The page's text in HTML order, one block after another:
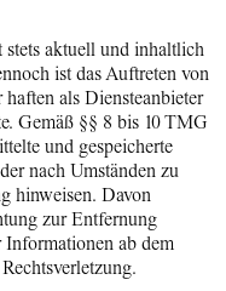
stets aktuell und inhaltlich
ist das Auftreten von
als Diensteanbieter
Gemäß §§ 8 bis 10 TMG
und gespeicherte
nach Umständen zu
hinweisen. Davon
zur Entfernung
ab dem